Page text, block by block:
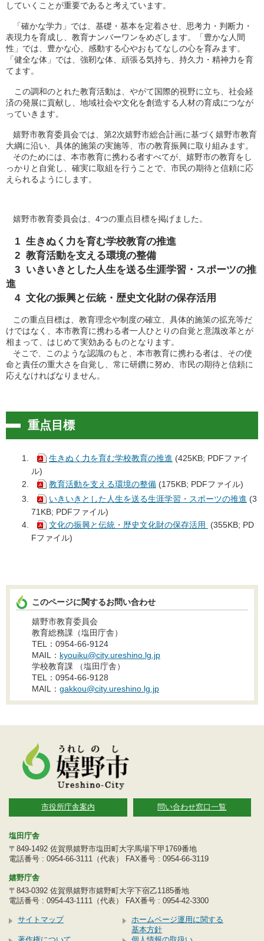
していくことが重要であると考えています。
「確かな学力」では、基礎・基本を定着させ、思考力・判断力・
表現力を育成し、教育ナンバーワンをめざします。「豊かな人間
性」では、豊かな心、感動する心やおもてなしの心を育みます。
「健全な体」では、強靭な体、頑張る気持ち、持久力・精神力を育
てます。
この調和のとれた教育活動は、やがて国際的視野に立ち、社会経
済の発展に貢献し、地域社会や文化を創造する人材の育成につなが
っていきます。
嬉野市教育委員会では、第2次嬉野市総合計画に基づく嬉野市教育
大綱に沿い、具体的施策の実施等、市の教育振興に取り組みます。
そのためには、本市教育に携わる者すべてが、嬉野市の教育をし
っかりと自覚し、確実に取組を行うことで、市民の期待と信頼に応
えられるようにします。
嬉野市教育委員会は、4つの重点目標を掲げました。
1 生きぬく力を育む学校教育の推進
2 教育活動を支える環境の整備
3 いきいきとした人生を送る生涯学習・スポーツの推
進
4 文化の振興と伝統・歴史文化財の保存活用
この重点目標は、教育理念や制度の確立、具体的施策の拡充等だ
けではなく、本市教育に携わる者一人ひとりの自覚と意識改革とが
相まって、はじめて実効あるものとなります。
そこで、このような認識のもと、本市教育に携わる者は、その使
命と責任の重大さを自覚し、常に研鑽に努め、市民の期待と信頼に
応えなければなりません。
重点目標
生きぬく力を育む学校教育の推進 (425KB; PDFファイ
ル)
教育活動を支える環境の整備 (175KB; PDFファイル)
いきいきとした人生を送る生涯学習・スポーツの推進 (3
71KB; PDFファイル)
文化の振興と伝統・歴史文化財の保存活用
(355KB; PD
Fファイル)
このページに関するお問い合わせ
嬉野市教育委員会
教育総務課（塩田庁舎）
TEL：0954-66-9124
MAIL： kyouiku@city.ureshino.lg.jp
学校教育課 （塩田庁舎）
TEL：0954-66-9128
MAIL： gakkou@city.ureshino.lg.jp
市役所庁舎案内 問い合わせ窓口一覧
塩田庁舎
〒849-1492 佐賀県嬉野市塩田町大字馬場下甲1769番地
電話番号 : 0954-66-3111（代表） FAX番号 : 0954-66-3119
嬉野庁舎
〒843-0392 佐賀県嬉野市嬉野町大字下宿乙1185番地
電話番号 : 0954-43-1111（代表） FAX番号 : 0954-42-3300
サイトマップ
ホームページ運用に関する
基本方針